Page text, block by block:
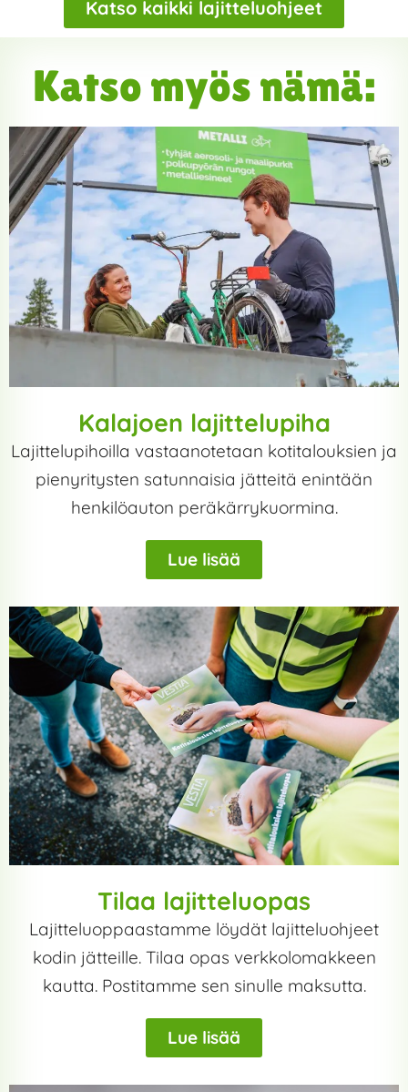
Katso kaikki lajitteluohjeet
Katso myös nämä:
Kalajoen lajittelupiha
Lajittelupihoilla vastaanotetaan kotitalouksien ja
pienyritysten satunnaisia jätteitä enintään
henkilöauton peräkärrykuormina.
Lue lisää
Tilaa lajitteluopas
Lajitteluoppaastamme löydät lajitteluohjeet
kodin jätteille. Tilaa opas verkkolomakkeen
kautta. Postitamme sen sinulle maksutta.
Lue lisää